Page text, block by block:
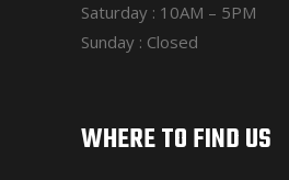
Saturday : 10AM – 5PM
Sunday : Closed
WHERE TO FIND US